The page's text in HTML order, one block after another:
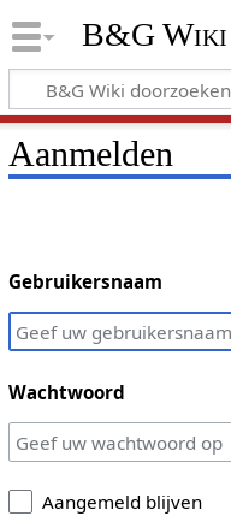
B&G Wiki
Aanmelden
Gebruikersnaam
Wachtwoord
Aangemeld blijven